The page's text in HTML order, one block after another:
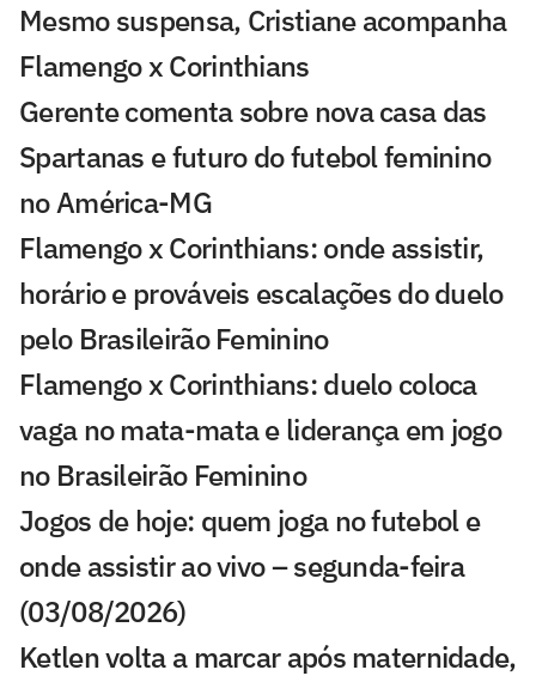
Mesmo suspensa, Cristiane acompanha
Flamengo x Corinthians
Gerente comenta sobre nova casa das
Spartanas e futuro do futebol feminino
no América-MG
Flamengo x Corinthians: onde assistir,
horário e prováveis escalações do duelo
pelo Brasileirão Feminino
Flamengo x Corinthians: duelo coloca
vaga no mata-mata e liderança em jogo
no Brasileirão Feminino
Jogos de hoje: quem joga no futebol e
onde assistir ao vivo – segunda-feira
(03/08/2026)
Ketlen volta a marcar após maternidade,